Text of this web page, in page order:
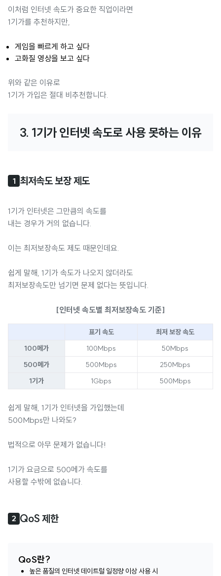
이처럼 인터넷 속도가 중요한 직업이라면
1기가를 추천하지만,
게임을 빠르게 하고 싶다
고화질 영상을 보고 싶다
위와 같은 이유로
1기가 가입은 절대 비추천합니다.
3. 1기가 인터넷 속도로 사용 못하는 이유
1 최저속도 보장 제도
1기가 인터넷은 그만큼의 속도를
내는 경우가 거의 없습니다.
이는 최저보장속도 제도 때문인데요.
쉽게 말해, 1기가 속도가 나오지 않더라도
최저보장속도만 넘기면 문제 없다는 뜻입니다.
[인터넷 속도별 최저보장속도 기준]
표기 속도
최저 보장 속도
100메가
100Mbps
50Mbps
500메가
500Mbps
250Mbps
1기가
1Gbps 500Mbps
쉽게 말해, 1기가 인터넷을 가입했는데
500Mbps만 나와도?
법적으로 아무 문제가 없습니다!
1기가 요금으로 500메가 속도를
사용할 수밖에 없습니다.
2 QoS 제한
QoS란?
높은 품질의 인터넷 데이트럴 일정량 이상 사용 시